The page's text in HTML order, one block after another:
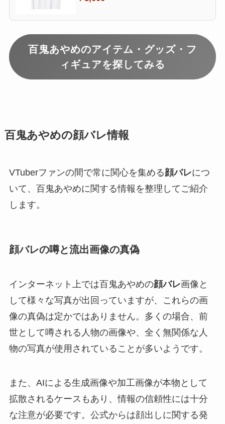
百鬼あやめのアイテム・グッズ・フ
ィギュアを探してみる
百鬼あやめの顔バレ情報
VTuberファンの間で常に関心を集める顔バレにつ
いて、百鬼あやめに関する情報を整理してご紹介
します。
顔バレの噂と流出画像の真偽
インターネット上では百鬼あやめの顔バレ画像と
して様々な写真が出回っていますが、これらの画
像の真偽は定かではありません。多くの場合、前
世として噂される人物の画像や、全く無関係な人
物の写真が使用されていることが多いようです。
また、AIによる生成画像や加工画像が本物として
拡散されるケースもあり、情報の信頼性には十分
な注意が必要です。公式からは顔出しに関する発